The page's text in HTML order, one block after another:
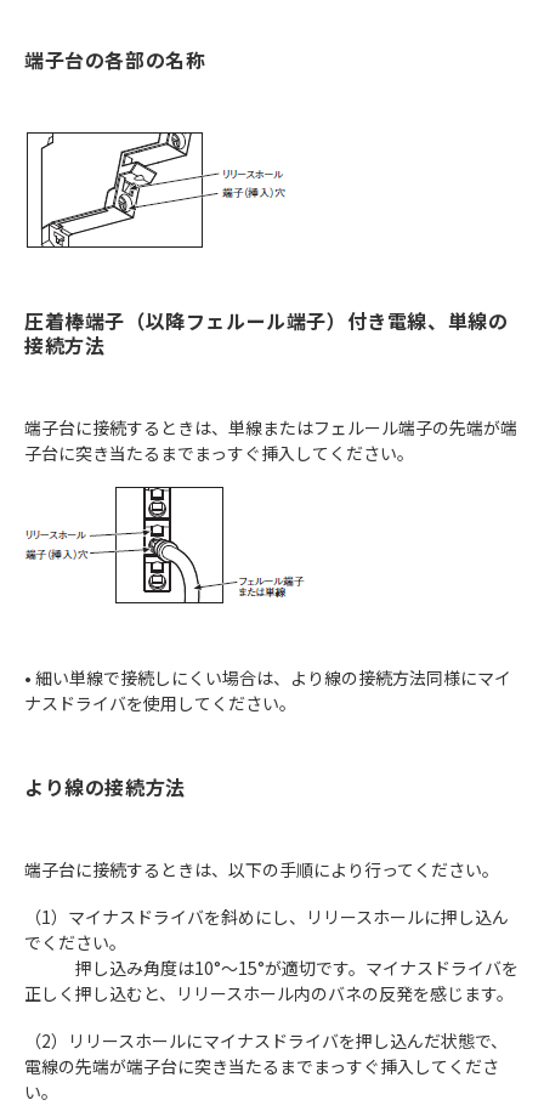
端子台の各部の名称
圧着棒端子（以降フェルール端子）付き電線、単線の
接続方法
端子台に接続するときは、単線またはフェルール端子の先端が端
子台に突き当たるまでまっすぐ挿入してください。
• 細い単線で接続しにくい場合は、より線の接続方法同様にマイ
ナスドライバを使用してください。
より線の接続方法
端子台に接続するときは、以下の手順により行ってください。
（1）マイナスドライバを斜めにし、リリースホールに押し込ん
でください。
押し込み角度は10°～15°が適切です。マイナスドライバを
正しく押し込むと、リリースホール内のバネの反発を感じます。
（2）リリースホールにマイナスドライバを押し込んだ状態で、
電線の先端が端子台に突き当たるまでまっすぐ挿入してくださ
い。